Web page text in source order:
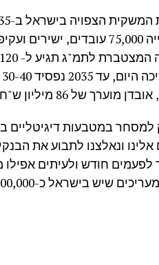
במטבעות דיגיטליים
ונאלצנו לתבוע את
חודש ולעיתים